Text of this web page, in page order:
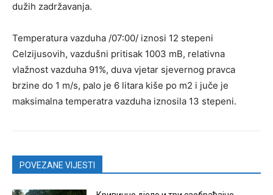
dužih zadržavanja.
Temperatura vazduha /07:00/ iznosi 12 stepeni
Celzijusovih, vazdušni pritisak 1003 mB, relativna
vlažnost vazduha 91%, duva vjetar sjevernog pravca
brzine do 1 m/s, palo je 6 litara kiše po m2 i juče je
maksimalna temperatra vazduha iznosila 13 stepeni.
POVEZANE VIJESTI